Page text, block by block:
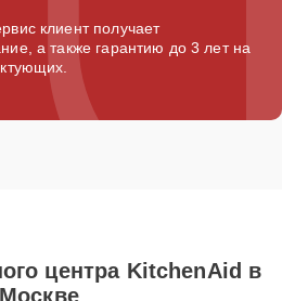
клиент получает
а также гарантию до 3 лет на
центра KitchenAid в
Москве